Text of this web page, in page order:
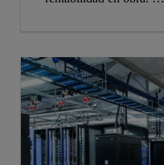
Inspirado en la
durabilidad y menor
solución
rehabilitación por el